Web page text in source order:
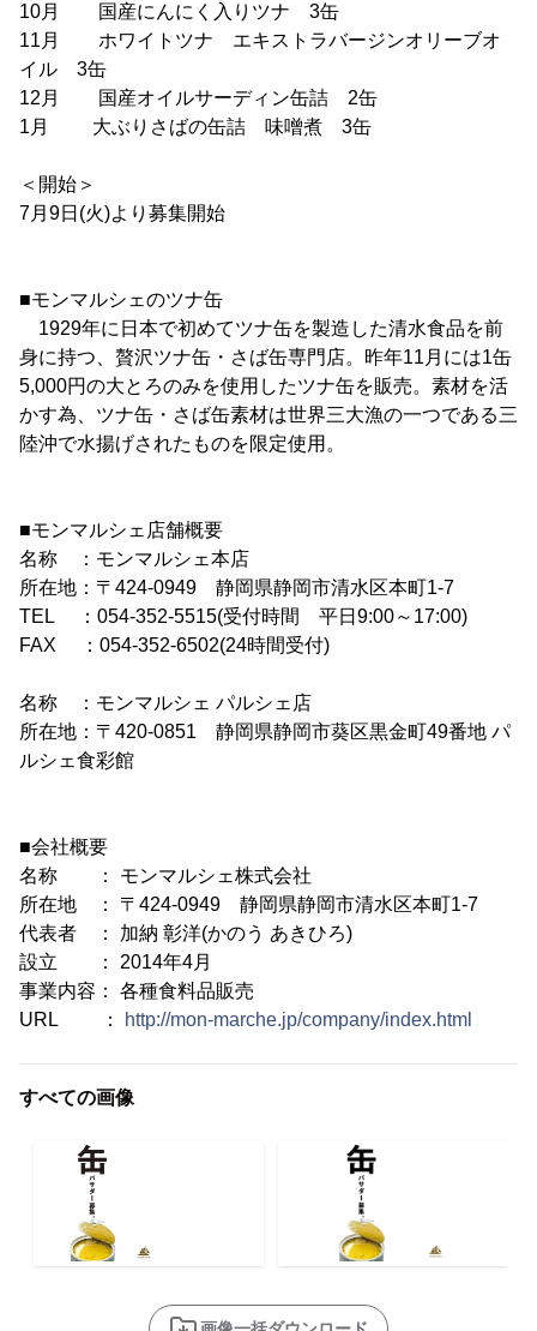
10月 国産にんにく入りツナ 3缶
11月 ホワイトツナ エキストラバージンオリーブオ
イル 3缶
12月 国産オイルサーディン缶詰 2缶
1月 大ぶりさばの缶詰 味噌煮 3缶
＜開始＞
7月9日(火)より募集開始
■モンマルシェのツナ缶
1929年に日本で初めてツナ缶を製造した清水食品を前
身に持つ、贅沢ツナ缶・さば缶専門店。昨年11月には1缶
5,000円の大とろのみを使用したツナ缶を販売。素材を活
かす為、ツナ缶・さば缶素材は世界三大漁の一つである三
陸沖で水揚げされたものを限定使用。
■モンマルシェ店舗概要
名称 ：モンマルシェ本店
所在地：〒424-0949 静岡県静岡市清水区本町1-7
TEL ：054-352-5515(受付時間 平日9:00～17:00)
FAX ：054-352-6502(24時間受付)
名称 ：モンマルシェ パルシェ店
所在地：〒420-0851 静岡県静岡市葵区黒金町49番地 パ
ルシェ食彩館
■会社概要
名称 ： モンマルシェ株式会社
所在地 ： 〒424-0949 静岡県静岡市清水区本町1-7
代表者 ： 加納 彰洋(かのう あきひろ)
設立 ： 2014年4月
事業内容： 各種食料品販売
URL ：
http://mon-marche.jp/company/index.html
すべての画像